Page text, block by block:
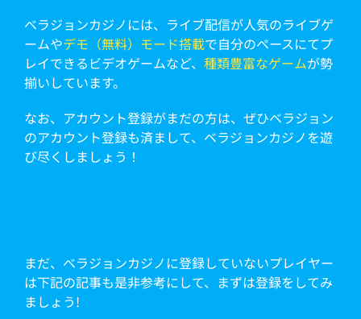
ベラジョンカジノには、ライブ配信が人気のライブゲ
ームやデモ（無料）モード搭載で自分のペースにてプ
レイできるビデオゲームなど、 種類豊富なゲームが勢
揃いしています。
なお、アカウント登録がまだの方は、ぜひベラジョン
のアカウント登録も済まして、ベラジョンカジノを遊
び尽くしましょう！
まだ、ベラジョンカジノに登録していないプレイヤー
は下記の記事も是非参考にして、まずは登録をしてみ
ましょう!